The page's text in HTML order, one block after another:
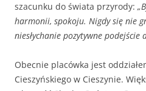
szacunku do świata przyrody:
harmonii, spokoju. Nigdy się nie
niesłychanie pozytywne podejście
Obecnie placówka jest
Cieszyńskiego w Cieszynie.